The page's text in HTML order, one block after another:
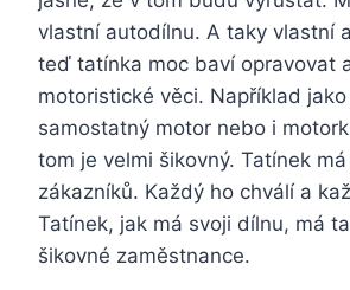
vlastní autodílnu. A taky vlastní
teď tatínka moc baví opravovat
motoristické věci. Například
samostatný motor nebo i
tom je velmi šikovný. Tatínek
zákazníků. Každý ho chválí a
Tatínek, jak má svoji dílnu, má
šikovné zaměstnance.